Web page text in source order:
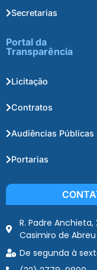
Secretarias
Portal da
Transparência
Licitação
Contratos
Audiências Públicas
Portarias
R. Padre
Casimiro de
De segunda à